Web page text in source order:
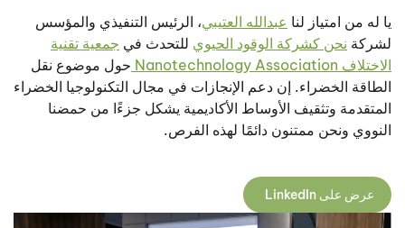
يا له من امتياز لنا عبدالله العتيبي، الرئيس التنفيذي والمؤسس
لشركة نحن كشركة الوقود الحيوي للتحدث في جمعية تقنية
الاختلاف Nanotechnology Association
حول موضوع نقل
الطاقة الخضراء. إن دعم الإنجازات في مجال التكنولوجيا الخضراء
المتقدمة وتثقيف الأوساط الأكاديمية يشكل جزءًا من حمضنا
النووي ونحن ممتنون دائمًا لهذه الفرص.
عرض على LinkedIn